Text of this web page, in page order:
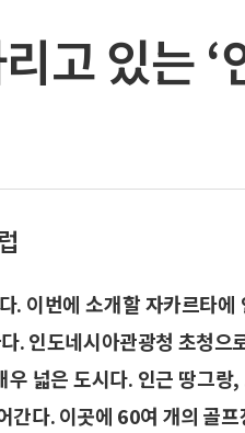
고 있는 ‘
. 이번에 소개할 자카르타
인도네시아관광청 초청으
넓은 도시다. 인근 땅그랑
다. 이곳에 60여 개의 골